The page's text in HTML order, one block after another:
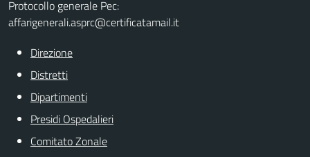
Protocollo generale Pec:
affarigenerali.asprc@certificatamail.it
Direzione
Distretti
Dipartimenti
Presidi Ospedalieri
Comitato Zonale